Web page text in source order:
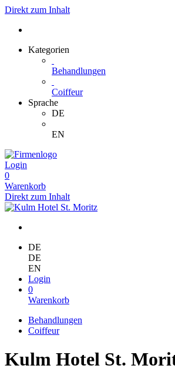
Direkt zum Inhalt
Kategorien
Behandlungen
Coiffeur
Sprache
DE
EN
Login
0
Warenkorb
Direkt zum Inhalt
DE
DE
EN
Login
0
Warenkorb
Behandlungen
Coiffeur
Kulm Hotel St.